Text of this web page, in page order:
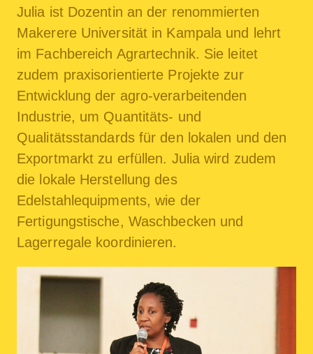
Julia ist Dozentin an der renommierten
Makerere Universität in Kampala und lehrt
im Fachbereich Agrartechnik. Sie leitet
zudem praxisorientierte Projekte zur
Entwicklung der agro-verarbeitenden
Industrie, um Quantitäts- und
Qualitätsstandards für den lokalen und den
Exportmarkt zu erfüllen. Julia wird zudem
die lokale Herstellung des
Edelstahlequipments, wie der
Fertigungstische, Waschbecken und
Lagerregale koordinieren.